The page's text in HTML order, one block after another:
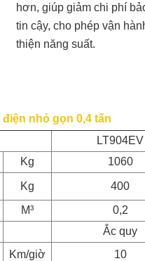
hơn, giúp giảm chi phí
tin cậy, cho phép vận
thiện năng suất.
nhỏ gọn 0,4 tấn
LT904EV
Kg 1060
Kg
400
M³
0,2
Ắc quy
Km/giờ
10